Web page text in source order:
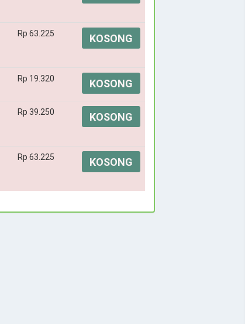
Rp 63.225 KOSONG
Rp 19.320 KOSONG
Rp 39.250 KOSONG
Rp 63.225 KOSONG